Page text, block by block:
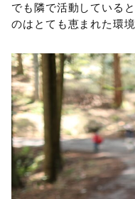
でも隣で活動している
のはとても恵まれた環